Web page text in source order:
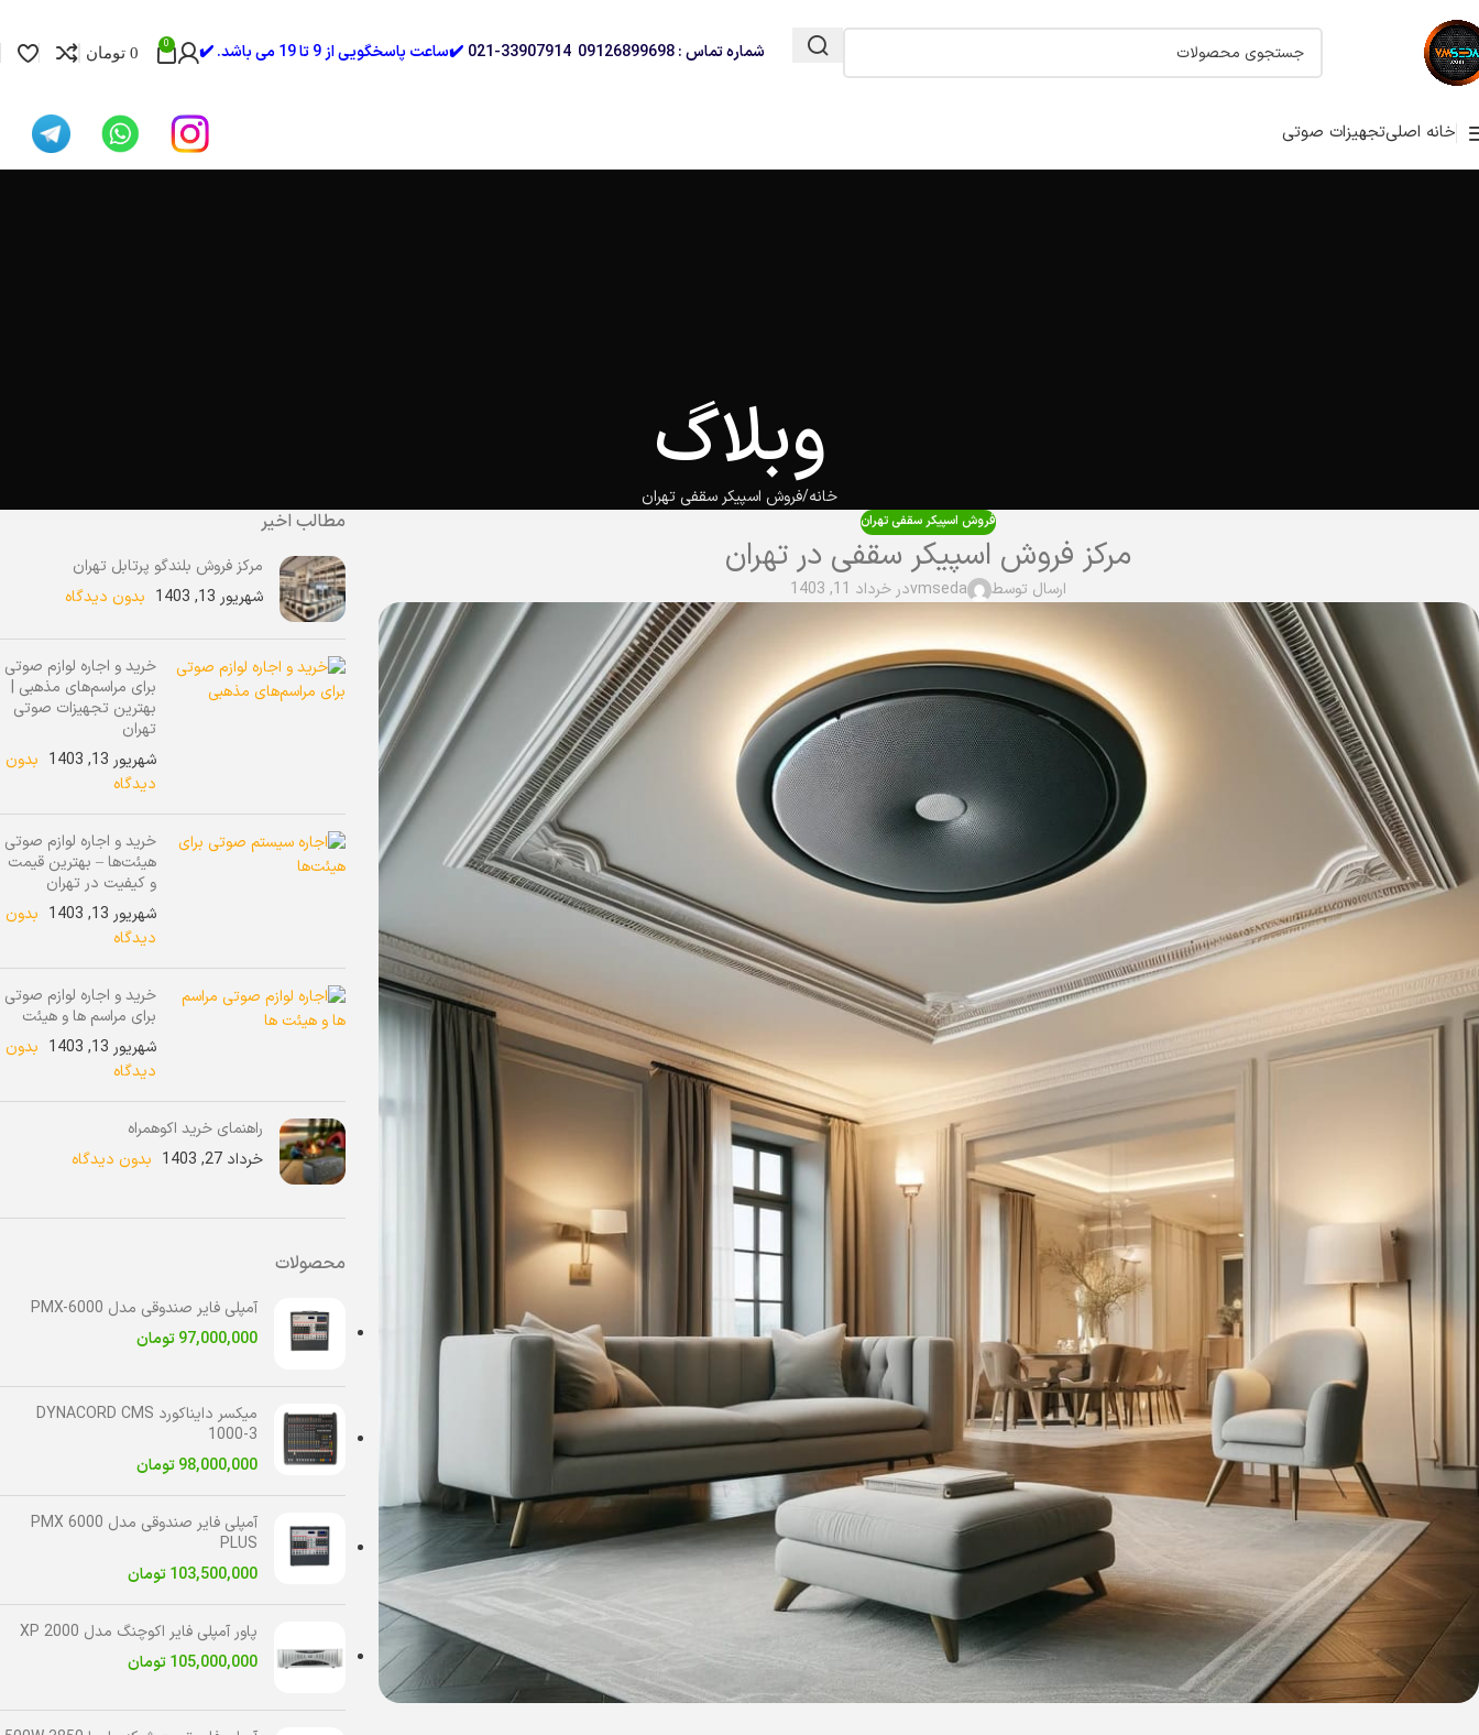
شماره تماس : 09126899698 33907914-021 ✔️ساعت پاسخگویی از 9 تا 19 می باشد. ✔️ 0
0 تومان
خانه اصلیتجهیزات صوتی
وبلاگ
خانه فروش اسپیکر سقفی تهران
فروش اسپیکر سقفی تهران
مرکز فروش اسپیکر سقفی در تهران
ارسال توسط vmsedaدر خرداد 11, 1403
مطالب اخیر
مرکز فروش بلندگو پرتابل تهران
شهریور 13, 1403
بدون دیدگاه
خرید و اجاره لوازم صوتی
برای مراسم‌های مذهبی |
بهترین تجهیزات صوتی
تهران
شهریور 13, 1403
بدون
دیدگاه
خرید و اجاره لوازم صوتی
هیئت‌ها – بهترین قیمت
و کیفیت در تهران
شهریور 13, 1403
بدون
دیدگاه
خرید و اجاره لوازم صوتی
برای مراسم ها و هیئت
شهریور 13, 1403
بدون
دیدگاه
راهنمای خرید اکوهمراه
خرداد 27, 1403
بدون دیدگاه
محصولات
آمپلی فایر صندوقی مدل PMX-6000
97,000,000 تومان
میکسر دایناکورد DYNACORD CMS
1000-3
98,000,000 تومان
آمپلی فایر صندوقی مدل PMX 6000
PLUS
103,500,000 تومان
پاور آمپلی فایر اکوچنگ مدل XP 2000
105,000,000 تومان